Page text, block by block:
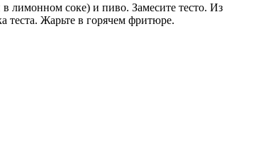
лимонном соке) и пиво. Замесите тесто. Из
теста. Жарьте в горячем фритюре.